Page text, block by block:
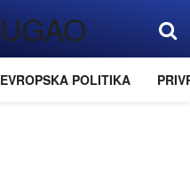
EVROPSKA POLITIKA